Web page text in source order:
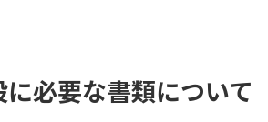
必要な書類について